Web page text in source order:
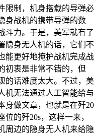
限制，机身搭载的导弹必
身战机的携带导弹的数
斗力。于是，美军就有了
隐身无人机的话，它们不
能更好地掩护战机完成战
初衷是非常不错的，但
的话难度太大。不过，美
机无法通过人工智能给与
身做文章，也就是在歼20
的歼20s，这样一来，
周边的隐身无人机来给隐